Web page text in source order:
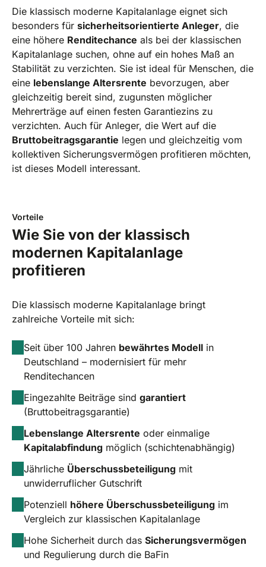
Die klassisch moderne Kapitalanlage eignet sich
besonders für sicherheitsorientierte Anleger, die
eine höhere Renditechance als bei der klassischen
Kapitalanlage suchen, ohne auf ein hohes Maß an
Stabilität zu verzichten. Sie ist ideal für Menschen, die
eine lebenslange Altersrente bevorzugen, aber
gleichzeitig bereit sind, zugunsten möglicher
Mehrerträge auf einen festen Garantiezins zu
verzichten. Auch für Anleger, die Wert auf die
Bruttobeitragsgarantie legen und gleichzeitig vom
kollektiven Sicherungsvermögen profitieren möchten,
ist dieses Modell interessant.
Vorteile
Wie Sie von der klassisch
modernen Kapitalanlage
profitieren
Die klassisch moderne Kapitalanlage bringt
zahlreiche Vorteile mit sich:
Seit über 100 Jahren bewährtes Modell in
Deutschland – modernisiert für mehr
Renditechancen
Eingezahlte Beiträge sind garantiert
(Bruttobeitragsgarantie)
Lebenslange Altersrente oder einmalige
Kapitalabfindung möglich (schichtenabhängig)
Jährliche Überschussbeteiligung mit
unwiderruflicher Gutschrift
Potenziell höhere Überschussbeteiligung im
Vergleich zur klassischen Kapitalanlage
Hohe Sicherheit durch das Sicherungsvermögen
und Regulierung durch die BaFin